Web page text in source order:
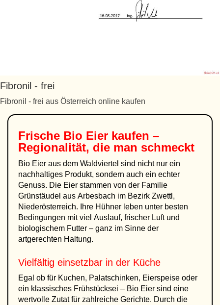
Fibronil - frei
Fibronil - frei aus Österreich online kaufen
Frische Bio Eier kaufen –
Regionalität, die man schmeckt
Bio Eier aus dem Waldviertel sind nicht nur ein
nachhaltiges Produkt, sondern auch ein echter
Genuss. Die Eier stammen von der Familie
Grünstäudel aus Arbesbach im Bezirk Zwettl,
Niederösterreich. Ihre Hühner leben unter besten
Bedingungen mit viel Auslauf, frischer Luft und
biologischem Futter – ganz im Sinne der
artgerechten Haltung.
Vielfältig einsetzbar in der Küche
Egal ob für Kuchen, Palatschinken, Eierspeise oder
ein klassisches Frühstücksei – Bio Eier sind eine
wertvolle Zutat für zahlreiche Gerichte. Durch die